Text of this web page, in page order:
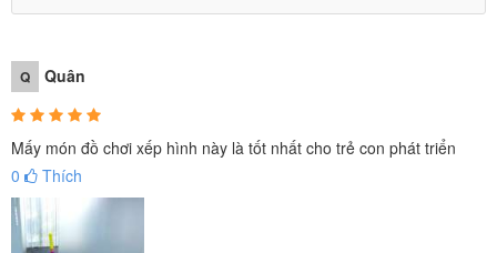
Q Quân
Mấy món đồ chơi xếp hình này là tốt nhất cho trẻ con phát triển
0
Thích